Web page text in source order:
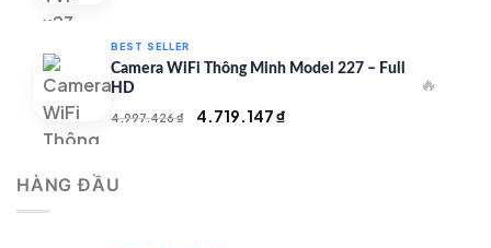
7.000.000 ₫.là:
BEST SELLER
Camera WiFi Thông Minh Model 227 – Full
HD
4.997.426₫
Giá
4.719.147₫
🔥
HÀNG ĐẦU